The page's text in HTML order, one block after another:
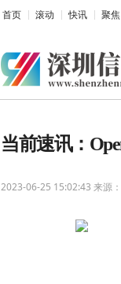
首页 滚动 快讯 聚焦
当前速讯：
2023-06-25 15:02:43 来源